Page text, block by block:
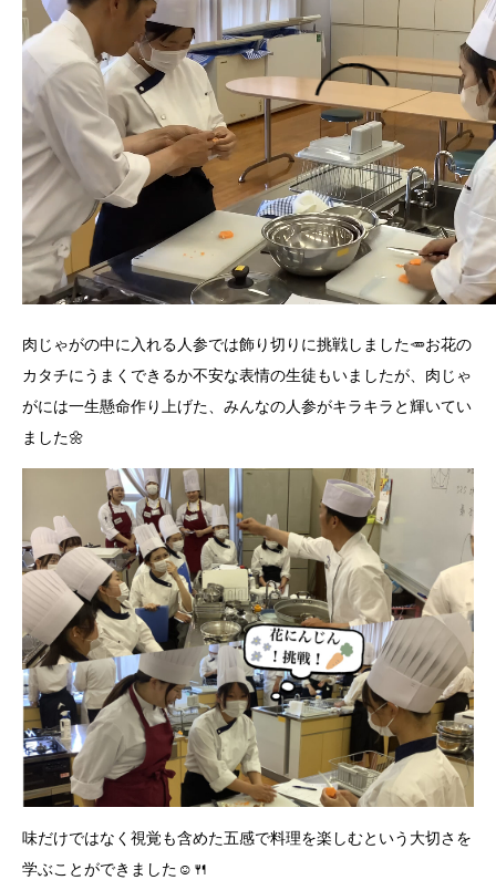
肉じゃがの中に入れる人参では飾り切りに挑戦しました🥕お花の
カタチにうまくできるか不安な表情の生徒もいましたが、肉じゃ
がには一生懸命作り上げた、みんなの人参がキラキラと輝いてい
ました🌼
味だけではなく視覚も含めた五感で料理を楽しむという大切さを
学ぶことができました☺️🍴